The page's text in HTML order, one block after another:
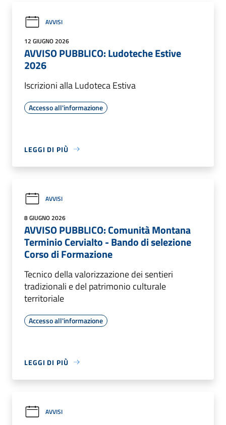
AVVISI
12 GIUGNO 2026
AVVISO PUBBLICO: Ludoteche Estive
2026
Iscrizioni alla Ludoteca Estiva
Accesso all'informazione
LEGGI DI PIÙ
AVVISI
8 GIUGNO 2026
AVVISO PUBBLICO: Comunità Montana
Terminio Cervialto - Bando di selezione
Corso di Formazione
Tecnico della valorizzazione dei sentieri
tradizionali e del patrimonio culturale
territoriale
Accesso all'informazione
LEGGI DI PIÙ
AVVISI